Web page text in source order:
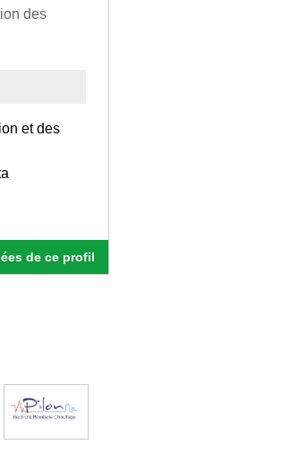
des
et des
de ce profil